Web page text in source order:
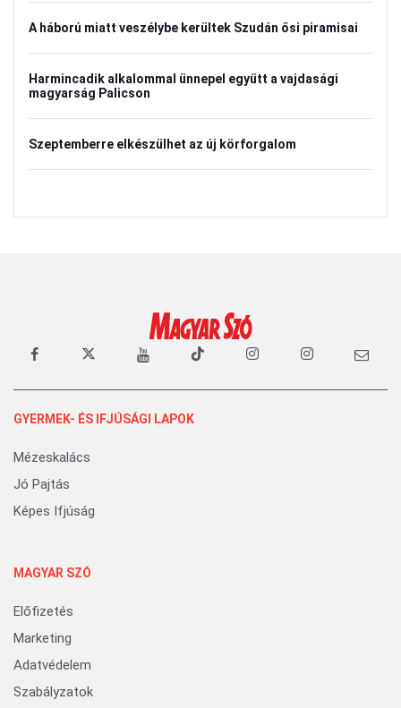
A háború miatt veszélybe kerültek Szudán ősi piramisai
Harmincadik alkalommal ünnepel együtt a vajdasági
magyarság Palicson
Szeptemberre elkészülhet az új körforgalom
GYERMEK- ÉS IFJÚSÁGI LAPOK
Mézeskalács
Jó Pajtás
Képes Ifjúság
MAGYAR SZÓ
Előfizetés
Marketing
Adatvédelem
Szabályzatok